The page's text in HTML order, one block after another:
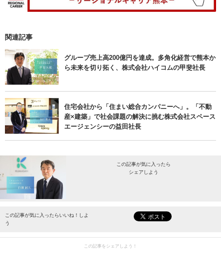
関連記事
グループ売上高200億円を達成。多角化経営で熊本か
ら未来を切り拓く、株式会社ハイコムの甲斐社長
住宅会社から「住まい総合カンパニーへ」。「不動
産×建築」で社会課題の解決に挑む株式会社スペース
エージェンシーの益田社長
この記事が気に入ったら
シェアしよう
最新情報をお届けします。
この記事が気に入ったらいいね！しよ
う
この記事をシェアしよう！